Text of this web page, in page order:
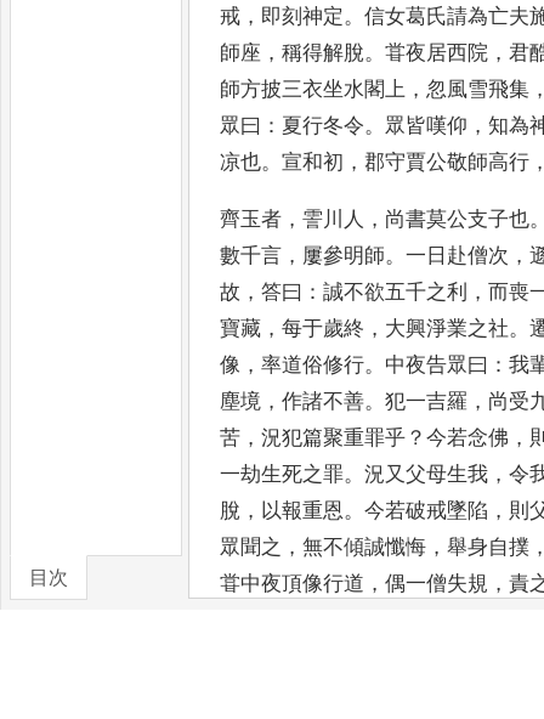
目次
戒 ， 即刻神定。信女葛氏請為亡夫
師座 ，稱得解脫。甞夜居西院 ，君
師方披三衣坐水閣上 ，忽風雪飛集
眾曰 ： 夏行冬令。 眾皆嘆仰 ，知為
凉也。宣和初 ，郡守賈公敬師高行
齊玉者 ，霅川人 ， 尚書莫公支子也
數千言 ， 屢參明師。一日赴僧次 ，
故 ，答曰 ：誠不欲五千之利 ，而喪
寶藏 ，每于歲終 ， 大興淨業之社。
像 ，率道俗修行。 中夜告眾曰 ：我
塵境 ，作諸不善。犯一吉羅 ， 尚受
苦 ，況犯篇聚重罪乎 ？今若念佛 ，
一劫生死之罪。況又父母生我 ，令
脫 ， 以報重恩。今若破戒墜陷 ， 則
眾聞之 ，無不傾誠懺悔 ，舉身自撲
甞中夜頂像行道 ，偶一僧失規 ，責